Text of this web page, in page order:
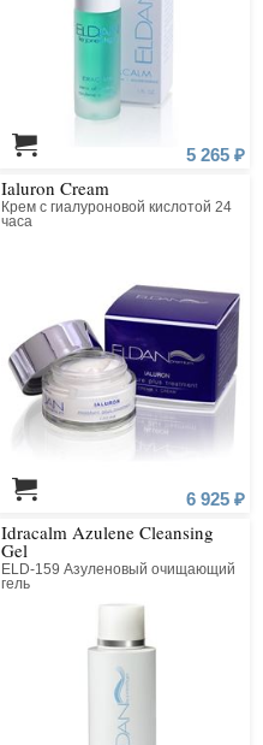
5 265 ₽
Ialuron Cream
Крем с гиалуроновой кислотой 24
часа
6 925 ₽
Idracalm Azulene Cleansing
Gel
ELD-159 Азуленовый очищающий
гель